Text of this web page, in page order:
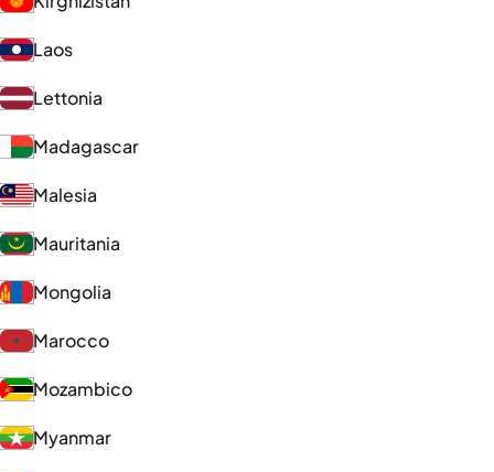
Laos
Lettonia
Madagascar
Malesia
Mauritania
Mongolia
Marocco
Mozambico
Myanmar